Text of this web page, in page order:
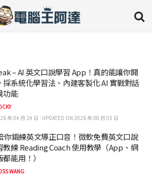
– AI 英文口說學習 App！真的能讓你開
採系統化學習法、內建客製化 AI 實戰對話
功能
年 04 月 24 日 - UPDATED ON 2026 年 08 月 05 日
你鍛練英文導正口音！微軟免費英文口說
教練 Reading Coach 使用教學（App、網
都能用！）
WANG